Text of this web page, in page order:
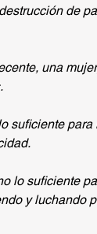
de
una
suficiente
lo suficiente
y luchando